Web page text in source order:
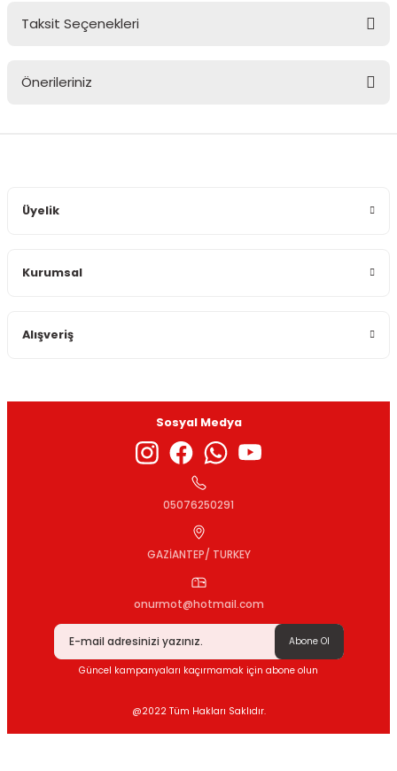
Taksit Seçenekleri
Önerileriniz
Ürün bilgilerinde hatalar bulunuyor.
Gönder
Üyelik
Kurumsal
Alışveriş
Sosyal Medya
05076250291
GAZİANTEP/ TURKEY
onurmot@hotmail.com
Abone Ol
Güncel kampanyaları kaçırmamak için abone olun
@2022 Tüm Hakları Saklıdır.